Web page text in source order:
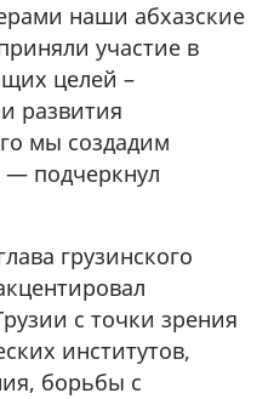
наши абхазские
участие в
целей –
развития
мы создадим
— подчеркнул
грузинского
с точки зрения
институтов,
борьбы с